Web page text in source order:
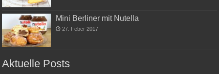
Mini Berliner mit Nutella
27. Feber 2017
Aktuelle Posts